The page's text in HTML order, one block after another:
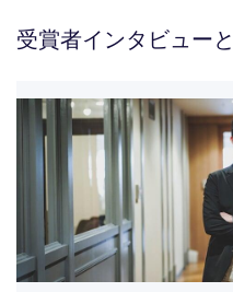
受賞者インタビュー